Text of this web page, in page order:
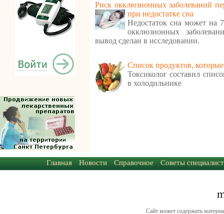
Риск окклюзионных заболеваний
при недостатке сна
Недостаток сна может на
окклюзионных
вывод сделан в исследовании.
Cписок продуктов,
Токсиколог составил
в холодильнике
Главная Новости Справочное Советы
Сайт может содержать